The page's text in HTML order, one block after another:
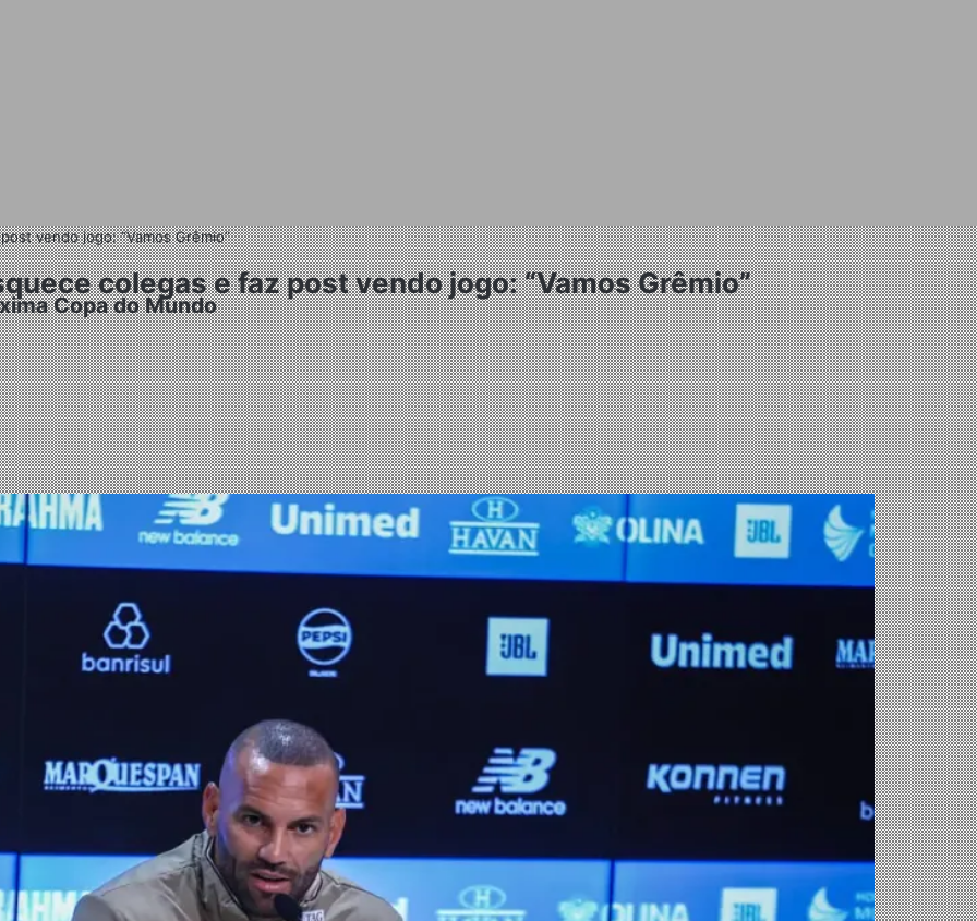
vendo jogo: “Vamos Grêmio”
colegas e faz post vendo jogo: “Vamos Grêmio”
Copa do Mundo